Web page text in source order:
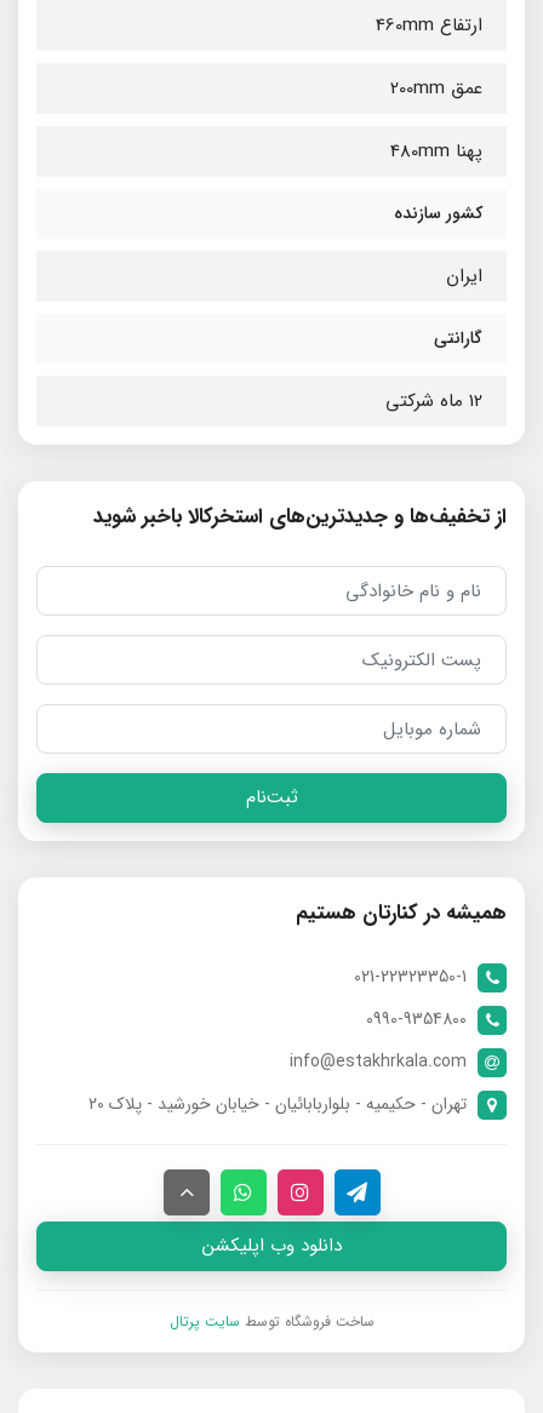
ارتفاع 460mm
عمق 200mm
پهنا 480mm
کشور سازنده
ایران
گارانتی
12 ماه شرکتی
از تخفیف‌ها و جدیدترین‌های استخرکالا باخبر شوید
ثبت‌نام
همیشه در کنارتان هستیم
021-22323350-1
0990-9354800
info@estakhrkala.com
تهران - حکیمیه - بلواربابائیان - خیابان خورشید - پلاک ۲۰
دانلود وب اپلیکشن
ساخت فروشگاه توسط سایت پرتال